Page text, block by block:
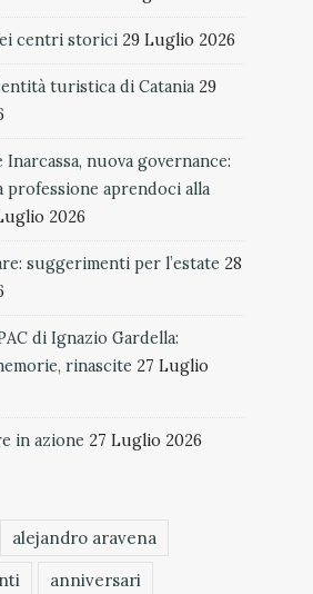
centri storici 29 Luglio 2026
turistica di Catania 29
Inarcassa, nuova governance:
professione aprendoci alla
2026
suggerimenti per l’estate 28
di Ignazio Gardella:
rinascite 27 Luglio
in azione 27 Luglio 2026
alejandro aravena
anniversari